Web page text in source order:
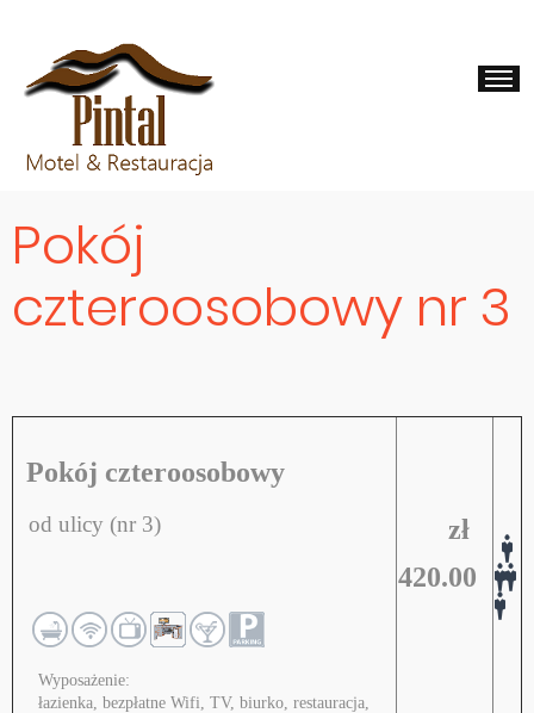
Pokój
czteroosobowy nr 3
Pokój czteroosobowy
od ulicy (nr 3)
Wyposażenie:
łazienka, bezpłatne Wifi, TV, biurko, restauracja,
zł
420.00